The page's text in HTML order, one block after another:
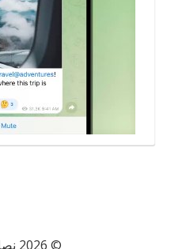
© 2026 نصائح برقية